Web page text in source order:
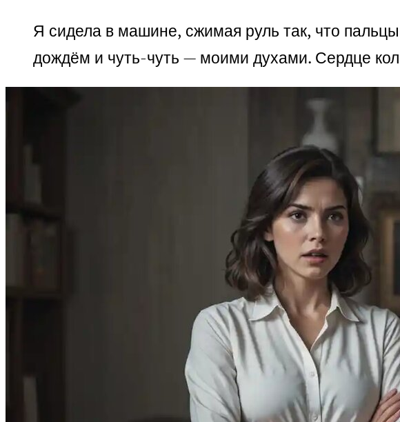
Я сидела в машине, сжимая руль так, что
дождём и чуть-чуть — моими духами. Сердце